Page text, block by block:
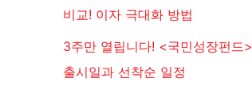
비교! 이자 극대화 방법
3주만 열립니다! <국민성장펀드>
출시일과 선착순 일정